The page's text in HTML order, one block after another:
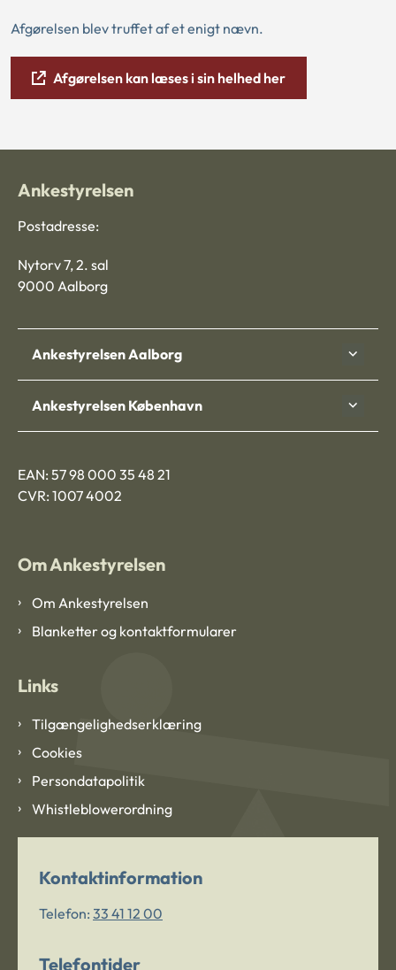
Afgørelsen blev truffet af et enigt nævn.
Afgørelsen kan læses i sin helhed her
Ankestyrelsen
Postadresse:
Nytorv 7, 2. sal
9000 Aalborg
Ankestyrelsen Aalborg
Ankestyrelsen København
EAN: 57 98 000 35 48 21
CVR: 1007 4002
Om Ankestyrelsen
Om Ankestyrelsen
Blanketter og kontaktformularer
Links
Tilgængelighedserklæring
Cookies
Persondatapolitik
Whistleblowerordning
Kontaktinformation
Telefon: 33 41 12 00
Telefontider